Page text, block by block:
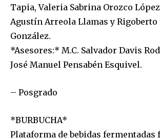
Tapia, Valeria Sabrina Orozco
Agustín Arreola Llamas y Rigoberto
González.
*Asesores:* M.C. Salvador Davis
José Manuel Pensabén Esquivel.
– Posgrado
*BURBUCHA*
Plataforma de bebidas fermentadas